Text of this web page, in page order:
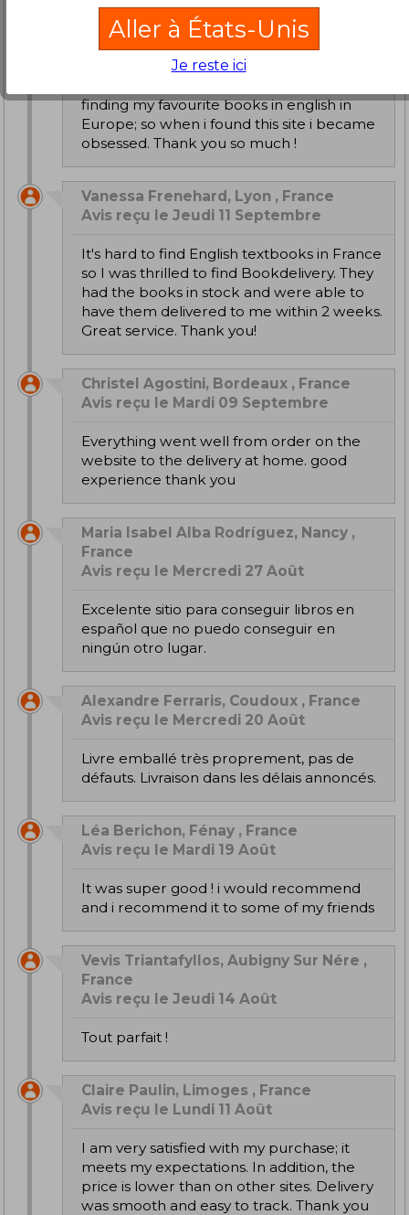
Ann-Elizabeth Sprott, MONTPELLIER ,
France
Avis reçu le Lundi 15 Septembre
finding my favourite books in english in
Europe; so when i found this site i became
obsessed. Thank you so much !
Vanessa Frenehard, Lyon , France
Avis reçu le Jeudi 11 Septembre
It's hard to find English textbooks in France
so I was thrilled to find Bookdelivery. They
had the books in stock and were able to
have them delivered to me within 2 weeks.
Great service. Thank you!
Christel Agostini, Bordeaux , France
Avis reçu le Mardi 09 Septembre
Everything went well from order on the
website to the delivery at home. good
experience thank you
Maria Isabel Alba Rodríguez, Nancy ,
France
Avis reçu le Mercredi 27 Août
Excelente sitio para conseguir libros en
español que no puedo conseguir en
ningún otro lugar.
Alexandre Ferraris, Coudoux , France
Avis reçu le Mercredi 20 Août
Livre emballé très proprement, pas de
défauts. Livraison dans les délais annoncés.
Léa Berichon, Fénay , France
Avis reçu le Mardi 19 Août
it was super good ! i would recommend
and i recommend it to some of my friends
Vevis Triantafyllos, Aubigny Sur Nére ,
France
Avis reçu le Jeudi 14 Août
Tout parfait !
Claire Paulin, Limoges , France
Avis reçu le Lundi 11 Août
I am very satisfied with my purchase; it
meets my expectations. In addition, the
price is lower than on other sites. Delivery
was smooth and easy to track. Thank you
Aller à États-Unis
Je reste ici